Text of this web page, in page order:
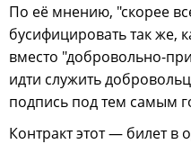
По её мнению, "скорее
бусифицировать так же,
вместо "добровольно-
идти служить
подпись под тем самым
Контракт этот — билет